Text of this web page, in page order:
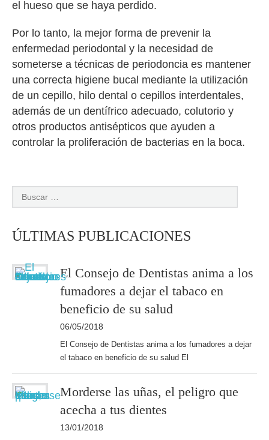
el hueso que se haya perdido.
Por lo tanto, la mejor forma de prevenir la
enfermedad periodontal y la necesidad de
someterse a técnicas de periodoncia es mantener
una correcta higiene bucal mediante la utilización
de un cepillo, hilo dental o cepillos interdentales,
además de un dentífrico adecuado, colutorio y
otros productos antisépticos que ayuden a
controlar la proliferación de bacterias en la boca.
ÚLTIMAS PUBLICACIONES
El Consejo de Dentistas anima a los
fumadores a dejar el tabaco en
beneficio de su salud
06/05/2018
El Consejo de Dentistas anima a los fumadores a dejar
el tabaco en beneficio de su salud El
Morderse las uñas, el peligro que
acecha a tus dientes
13/01/2018